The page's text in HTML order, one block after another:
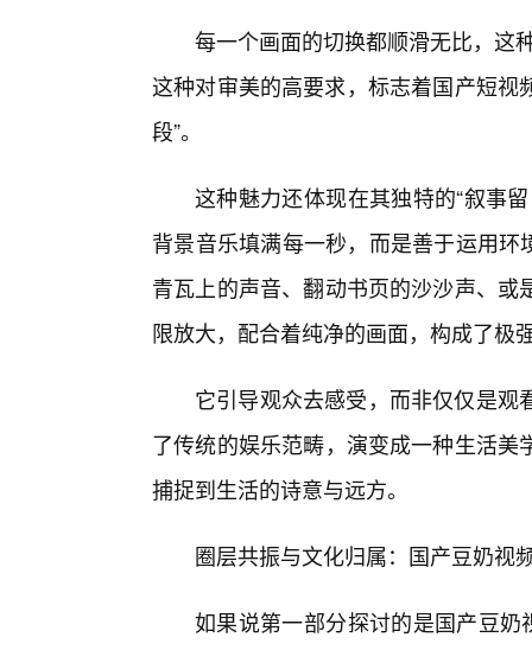
每一个画面的切换都顺滑无比，这
这种对审美的高要求，标志着国产短视
段”。
这种魅力还体现在其独特的“叙事
背景音乐填满每一秒，而是善于运用
青瓦上的声音、翻动书页的沙沙声、
限放大，配合着纯净的画面，构成了极
它引导观众去感受，而非仅仅是
了传统的娱乐范畴，演变成一种生活
捕捉到生活的诗意与远方。
圈层共振与文化归属：国产豆奶视
如果说第一部分探讨的是国产豆奶